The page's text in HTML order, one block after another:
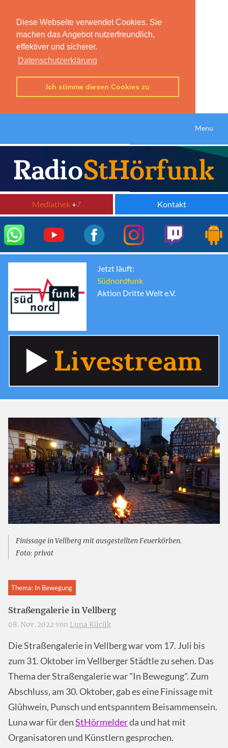
Diese Webseite verwendet Cookies. Sie
machen das Angebot nutzerfreundlich,
effektiver und sicherer.
Datenschutzerklärung
Ich stimme diesen Cookies zu
Menu
Mediathek+7 Kontakt
Jetzt läuft:
Südnordfunk
Aktion Dritte Welt e.V.
Finissage in Vellberg mit ausgestellten Feuerkörben.
Foto: privat
Thema: In Bewegung
Straßengalerie in Vellberg
08. Nov. 2022 von Luna Kücük
Die Straßengalerie in Vellberg war vom 17. Juli bis
zum 31. Oktober im Vellberger Städtle zu sehen. Das
Thema der Straßengalerie war "In Bewegung". Zum
Abschluss, am 30. Oktober, gab es eine Finissage mit
Glühwein, Punsch und entspanntem Beisammensein.
Luna war für denStHörmelderda und hat mit
Organisatoren und Künstlern gesprochen.